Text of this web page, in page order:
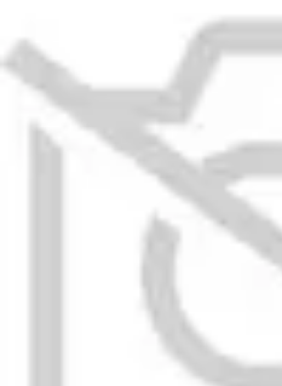
Recettes de Papillote
Recettes Faciles
Marinades
Recettes de Poisson
Recettes de Poissons